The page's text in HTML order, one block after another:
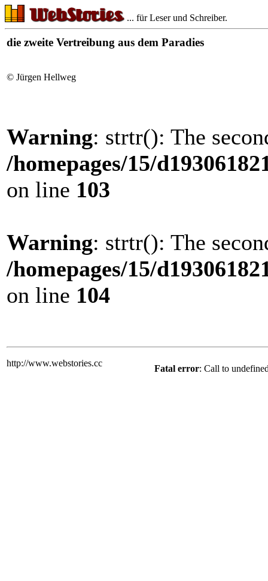
... für Leser und Schreiber.
die zweite Vertreibung aus dem Paradies
© Jürgen Hellweg
Warning: strtr(): The
/homepages/15/
on line 103
Warning: strtr(): The
/homepages/15/
on line 104
http://www.webstories.cc
Fatal error: Call to